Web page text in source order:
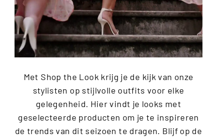
Met Shop the Look krijg je de kijk van onze
stylisten op stijlvolle outfits voor elke
gelegenheid. Hier vindt je looks met
geselecteerde producten om je te inspireren
de trends van dit seizoen te dragen. Blijf op de